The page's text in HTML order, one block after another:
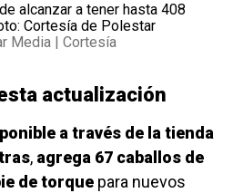
alcanzar a tener hasta 408
Cortesía de Polestar
Media | Cortesía
actualización
a través de la tienda
, agrega 67 caballos de
de torque para nuevos